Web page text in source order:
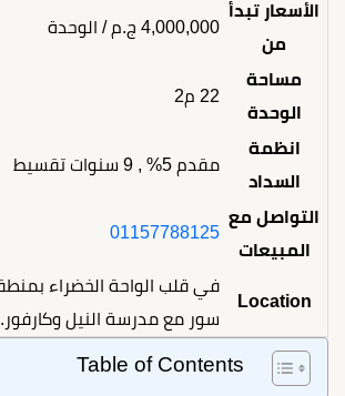
الأسعار تبدأ
من
4,000,000 ج.م / الوحدة
مساحة
الوحدة
22 م2
انظمة
السداد
مقدم 5% , 9 سنوات تقسيط
التواصل مع
المبيعات
01157788125
Location
سور مع مدرسة النيل وكارفور.
Table of Contents